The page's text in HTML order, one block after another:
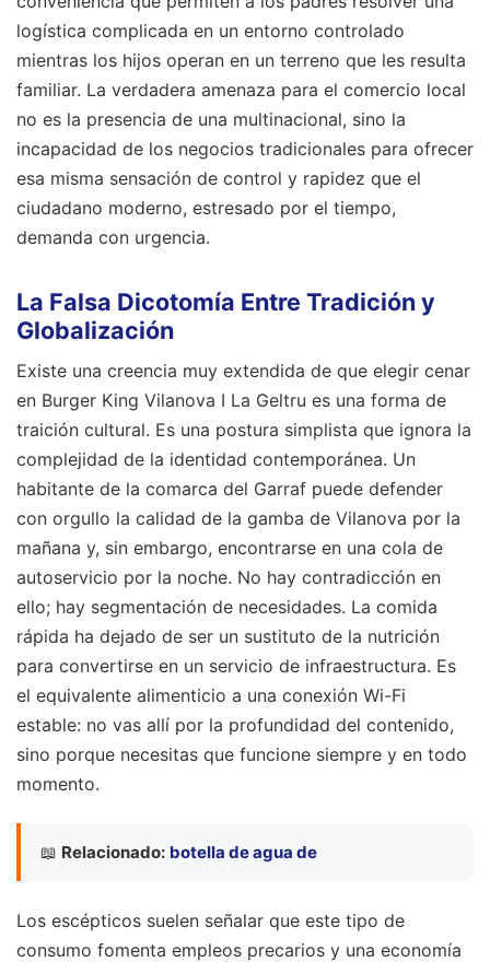
logística complicada en un entorno controlado
mientras los hijos operan en un terreno que les resulta
familiar. La verdadera amenaza para el comercio local
no es la presencia de una multinacional, sino la
incapacidad de los negocios tradicionales para ofrecer
esa misma sensación de control y rapidez que el
ciudadano moderno, estresado por el tiempo,
demanda con urgencia.
La Falsa Dicotomía Entre Tradición y
Globalización
Existe una creencia muy extendida de que elegir cenar
en Burger King Vilanova I La Geltru es una forma de
traición cultural. Es una postura simplista que ignora la
complejidad de la identidad contemporánea. Un
habitante de la comarca del Garraf puede defender
con orgullo la calidad de la gamba de Vilanova por la
mañana y, sin embargo, encontrarse en una cola de
autoservicio por la noche. No hay contradicción en
ello; hay segmentación de necesidades. La comida
rápida ha dejado de ser un sustituto de la nutrición
para convertirse en un servicio de infraestructura. Es
el equivalente alimenticio a una conexión Wi-Fi
estable: no vas allí por la profundidad del contenido,
sino porque necesitas que funcione siempre y en todo
momento.
📖 Relacionado: botella de agua de
Los escépticos suelen señalar que este tipo de
consumo fomenta empleos precarios y una economía